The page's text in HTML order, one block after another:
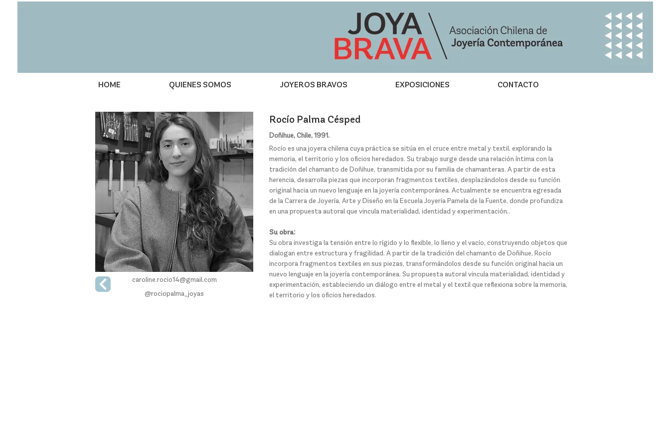
HOME QUIENES SOMOS JOYEROS BRAVOS EXPOSICIONES CONTACTO
caroline.rocio14@gmail.com​
@rociopalma_joyas
Rocío Palma Césped
Doñihue, Chile, 1991.
Rocío es una joyera chilena cuya práctica se sitúa en el cruce entre metal y textil, explorando la
memoria, el territorio y los oficios heredados. Su trabajo surge desde una relación íntima con la
tradición del chamanto de Doñihue, transmitida por su familia de chamanteras. A partir de esta
herencia, desarrolla piezas que incorporan fragmentos textiles, desplazándolos desde su función
original hacia un nuevo lenguaje en la joyería contemporánea. Actualmente se encuentra egresada
de la Carrera de Joyería, Arte y Diseño en la Escuela Joyería Pamela de la Fuente, donde profundiza
en una propuesta autoral que vincula materialidad, identidad y experimentación..
Su obra:
Su obra investiga la tensión entre lo rígido y lo flexible, lo lleno y el vacío, construyendo objetos que
dialogan entre estructura y fragilidad. A partir de la tradición del chamanto de Doñihue, Rocío
incorpora fragmentos textiles en sus piezas, transformándolos desde su función original hacia un
nuevo lenguaje en la joyería contemporánea. Su propuesta autoral vincula materialidad, identidad y
experimentación, estableciendo un diálogo entre el metal y el textil que reflexiona sobre la memoria,
el territorio y los oficios heredados.